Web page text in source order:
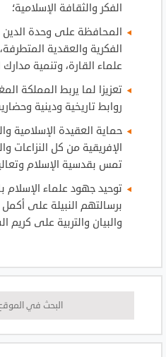
الفكر والثقافة الإسلامية؛
المحافظة على وحدة الدين
الفكرية والعقدية
علماء القارة، وتنمية
تعزيزا لما يربط المملكة
روابط تاريخية ودينية
حماية العقيدة الإسلامية
الإفريقية من كل النزاعات
تمس بقدسية الإسلام
توحيد جهود علماء الإسلام
برسالتهم النبيلة على
والبيان والتربية على كريم